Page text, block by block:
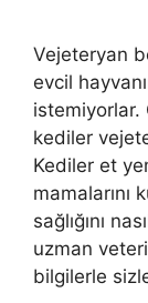
Vejeteryan
evcil
istemiyorlar.
kediler
Kediler et
mamalarını
sağlığını
uzman
bilgilerle